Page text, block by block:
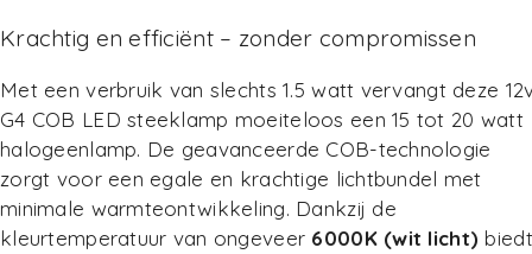
Krachtig en efficiënt – zonder compromissen
Met een verbruik van slechts 1.5 watt vervangt deze
G4 COB LED steeklamp moeiteloos een 15 tot 20 watt
halogeenlamp. De geavanceerde COB-technologie
zorgt voor een egale en krachtige lichtbundel met
minimale warmteontwikkeling. Dankzij de
kleurtemperatuur van ongeveer 6000K (wit licht) biedt